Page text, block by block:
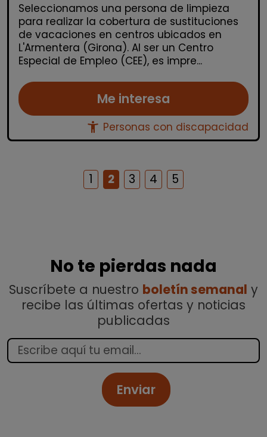
Seleccionamos una persona de limpieza
para realizar la cobertura de sustituciones
de vacaciones en centros ubicados en
L'Armentera (Girona). Al ser un Centro
Especial de Empleo (CEE), es impre...
Me interesa
accessibility_new Personas con discapacidad
1 2 3 4 5
No te pierdas nada
Suscríbete a nuestro boletín semanal y
recibe las últimas ofertas y noticias
publicadas
Enviar